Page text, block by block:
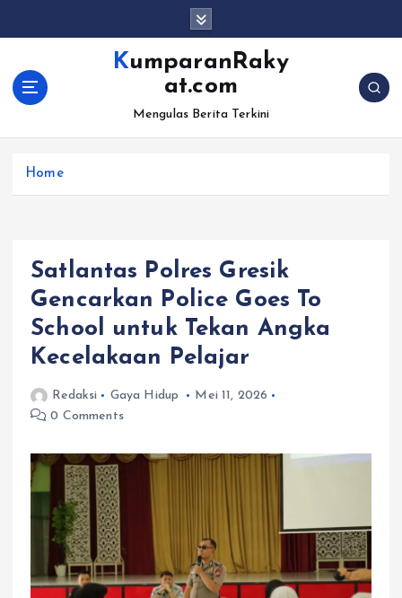
KumparanRaky
at.com
Mengulas Berita Terkini
Home
Satlantas Polres Gresik
Gencarkan Police Goes To
School untuk Tekan Angka
Kecelakaan Pelajar
Redaksi Gaya Hidup
Mei 11, 2026
0 Comments